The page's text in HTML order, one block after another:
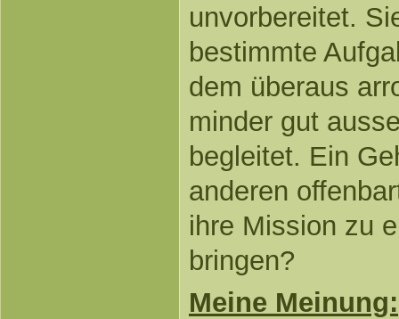
unvorbereitet.
bestimmte
dem überaus
minder gut
begleitet. Ein
anderen
ihre Mission zu
bringen?
Meine Meinung: